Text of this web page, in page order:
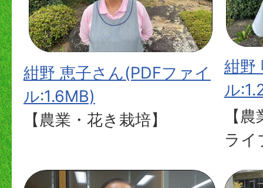
紺野 恵子さん(PDFファイ
ル:1.6MB)
【農業・花き栽培】
紺野
ル
【
ライ